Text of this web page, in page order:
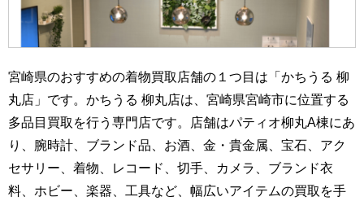
宮崎県のおすすめの着物買取店舗の１つ目は「かちうる 柳
丸店」です。かちうる 柳丸店は、宮崎県宮崎市に位置する
多品目買取を行う専門店です。店舗はパティオ柳丸A棟にあ
り、腕時計、ブランド品、お酒、金・貴金属、宝石、アク
セサリー、着物、レコード、切手、カメラ、ブランド衣
料、ホビー、楽器、工具など、幅広いアイテムの買取を手